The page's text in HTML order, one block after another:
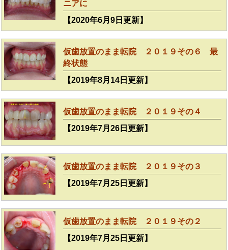
ニアに
【2020年6月9日更新】
仮歯放置のまま転院 ２０１９その６ 最
終状態
【2019年8月14日更新】
仮歯放置のまま転院 ２０１９その４
【2019年7月26日更新】
仮歯放置のまま転院 ２０１９その３
【2019年7月25日更新】
仮歯放置のまま転院 ２０１９その２
【2019年7月25日更新】